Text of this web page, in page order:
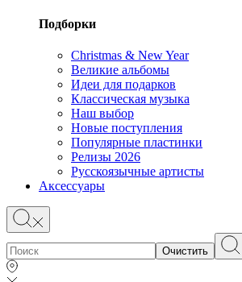
Подборки
Christmas & New Year
Великие альбомы
Идеи для подарков
Классическая музыка
Наш выбор
Новые поступления
Популярные пластинки
Релизы 2026
Русскоязычные артисты
Аксессуары
Очистить